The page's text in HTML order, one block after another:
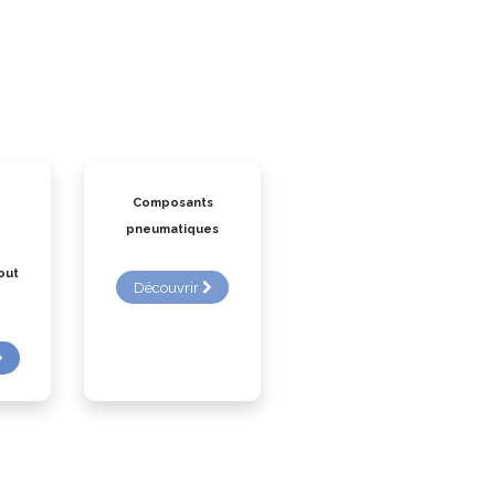
Composants
pneumatiques
Découvrir